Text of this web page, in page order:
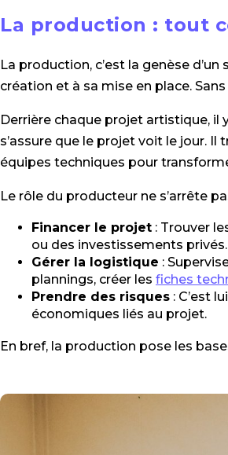
La production : tout
La production, c’est la genèse
création et à sa mise en place.
Derrière chaque projet artistique, il
s’assure que le projet voit le jour.
équipes techniques pour
Le rôle du producteur ne s’arrête
Financer le projet : Trouver
ou des investissements privés.
Gérer la logistique :
plannings, créer les fiches
Prendre des risques : C’est
économiques liés au projet.
En bref, la production pose les